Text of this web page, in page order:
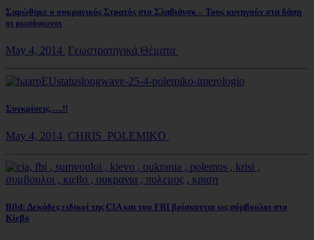
Σαρώθηκε ο ουκρανικός Στρατός στο Σλαβιάνσκ – Τους κυνηγούν στα δάση
οι ρωσόφωνοι
May 4, 2014 Γεωστρατηγικά Θέματα
Συγκρίσεις…..!!
May 4, 2014 CHRIS_POLEMIKO
Bild: Δεκάδες ειδικοί της CIA και του FBI βρίσκονται ως σύμβουλοι στο
Κίεβο